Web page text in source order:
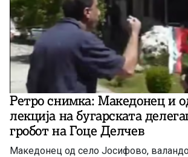
Ретро снимка: Македонец и одржа
лекција на бугарската
гробот на Гоце Делчев
Македонец од село Јосифово,